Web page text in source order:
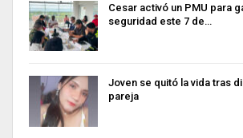
Cesar activó un PMU para
seguridad este 7 de…
Joven se quitó la vida tras
pareja